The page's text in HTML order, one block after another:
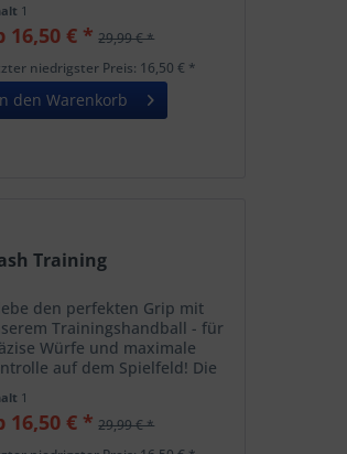
Grip 0,9 mm PU
- griffig - ganz ohne
Latexblase - optimaler...
1
16,50 € * 29,99 € *
niedrigster Preis: 16,50 € *
den Warenkorb
Training
den perfekten Grip mit
Trainingshandball - für
Würfe und maximale
auf dem Spielfeld! Die
des neuen
Matchballes Langlebiges...
1
16,50 € * 29,99 € *